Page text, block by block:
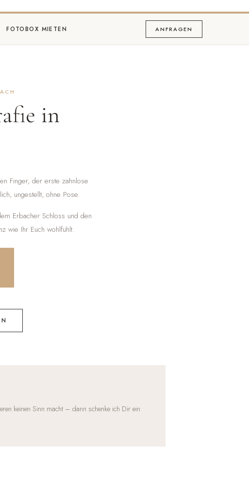
FOTOBOX MIETEN ANFRAGEN
in
Finger, der erste zahnlose
ungestellt, ohne Pose.
Erbacher Schloss und den
wie Ihr Euch wohlfühlt.
keinen Sinn macht – dann schenke ich Dir ein